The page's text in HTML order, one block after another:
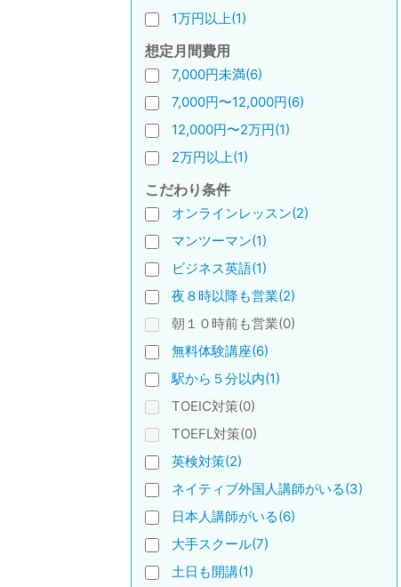
1万円以上(1)
想定月間費用
7,000円未満(6)
7,000円〜12,000円(6)
12,000円〜2万円(1)
2万円以上(1)
こだわり条件
オンラインレッスン(2)
マンツーマン(1)
ビジネス英語(1)
夜８時以降も営業(2)
朝１０時前も営業(0)
無料体験講座(6)
駅から５分以内(1)
TOEIC対策(0)
TOEFL対策(0)
英検対策(2)
ネイティブ外国人講師がいる(3)
日本人講師がいる(6)
大手スクール(7)
土日も開講(1)